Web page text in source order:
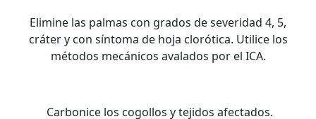
Elimine las palmas con grados de severidad 4, 5,
cráter y con síntoma de hoja clorótica. Utilice los
métodos mecánicos avalados por el ICA.
Carbonice los cogollos y tejidos afectados.